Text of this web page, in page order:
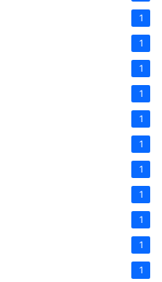
1
1
1
1
1
1
1
1
1
1
1